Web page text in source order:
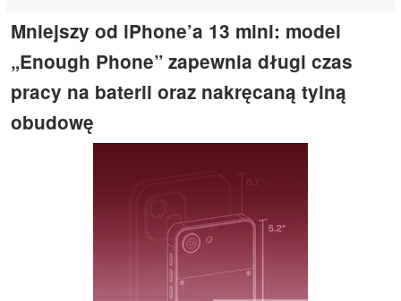
Mniejszy od iPhone’a 13 mini: model
„Enough Phone” zapewnia długi czas
pracy na baterii oraz nakręcaną tylną
obudowę